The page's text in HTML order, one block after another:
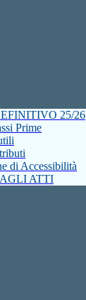
25/26
Prime
di Accessibilità
ATTI